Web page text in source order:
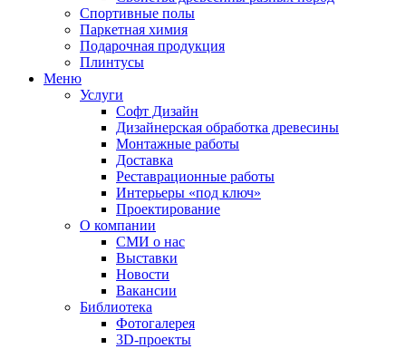
Спортивные полы
Паркетная химия
Подарочная продукция
Плинтусы
Меню
Услуги
Софт Дизайн
Дизайнерская обработка древесины
Монтажные работы
Доставка
Реставрационные работы
Интерьеры «под ключ»
Проектирование
О компании
СМИ о нас
Выставки
Новости
Вакансии
Библиотека
Фотогалерея
3D-проекты